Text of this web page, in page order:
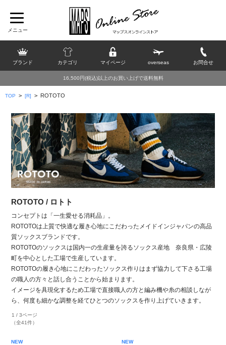
ブランド カテゴリ マイページ overseas お問合せ
16,500円(税込)以上のお買い上げで送料無料
TOP > [R] > ROTOTO
ROTOTO / ロトト
コンセプトは「一生愛せる消耗品」。
ROTOTOは上質で快適な履き心地にこだわったメイドインジャパンの高品
質ソックスブランドです。
ROTOTOのソックスは国内一の生産量を誇るソックス産地 奈良県・広陵
町を中心とした工場で生産しています。
ROTOTOの履き心地にこだわったソックス作りはまず協力して下さる工場
の職人の方々と話し合うことから始まります。
イメージを具現化するため工場で直接職人の方と編み機や糸の相談しなが
ら、何度も細かな調整を経てひとつのソックスを作り上げていきます。
1 / 3ページ
（全41件）
NEW NEW